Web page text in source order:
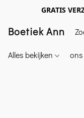
GRATIS
Boetiek Ann
Alles bekijken